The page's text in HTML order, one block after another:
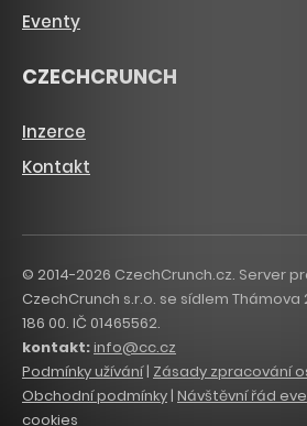
Eventy
CZECHCRUNCH
Inzerce
Kontakt
© 2014-2026 CzechCrunch.cz. Server
CzechCrunch s.r.o. se sídlem Thámova
186 00. IČ 01465562.
kontakt:info@cc.cz
Podmínky užívání| Zásady zpracování
Obchodní podmínky | Návštěvní řád
cookies